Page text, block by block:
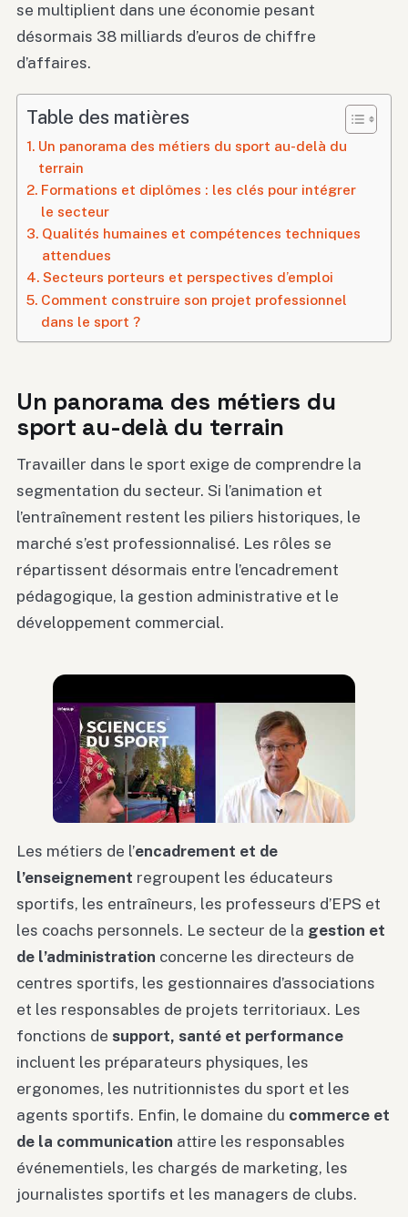
se multiplient dans une économie pesant
désormais 38 milliards d’euros de chiffre
d’affaires.
Table des matières
Un panorama des métiers du sport au-delà du
terrain
Formations et diplômes : les clés pour intégrer
le secteur
Qualités humaines et compétences techniques
attendues
Secteurs porteurs et perspectives d’emploi
Comment construire son projet professionnel
dans le sport ?
Un panorama des métiers du
sport au-delà du terrain
Travailler dans le sport exige de comprendre la
segmentation du secteur. Si l’animation et
l’entraînement restent les piliers historiques, le
marché s’est professionnalisé. Les rôles se
répartissent désormais entre l’encadrement
pédagogique, la gestion administrative et le
développement commercial.
Les métiers de l’encadrement et de
l’enseignement regroupent les éducateurs
sportifs, les entraîneurs, les professeurs d’EPS et
les coachs personnels. Le secteur de la gestion et
de l’administration concerne les directeurs de
centres sportifs, les gestionnaires d’associations
et les responsables de projets territoriaux. Les
fonctions de support, santé et performance
incluent les préparateurs physiques, les
ergonomes, les nutritionnistes du sport et les
agents sportifs. Enfin, le domaine du commerce et
de la communication attire les responsables
événementiels, les chargés de marketing, les
journalistes sportifs et les managers de clubs.